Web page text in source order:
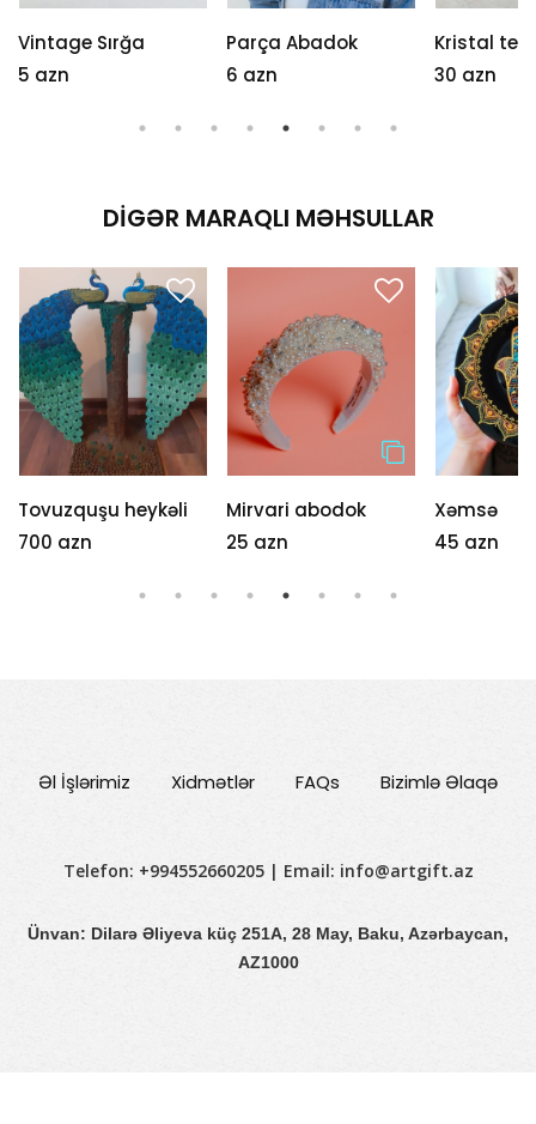
Vintage Sırğa
5 azn
Parça Abadok
6 azn
Kristal
30 azn
DIGƏR MARAQLI MƏHSULLAR
Tovuzquşu heykəli
700 azn
Mirvari abodok
25 azn
Xəmsə
45 azn
Əl İşlərimiz Xidmətlər FAQs Bizimlə Əlaqə
Telefon: +994552660205 | Email: info@artgift.az
Ünvan: Dilarə Əliyeva küç 251A, 28 May, Baku, Azərbaycan,
AZ1000